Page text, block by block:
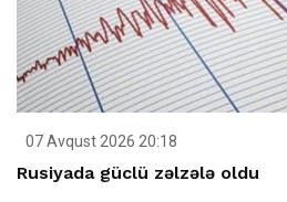
07 Avqust 2026 20:18
Rusiyada güclü zəlzələ oldu